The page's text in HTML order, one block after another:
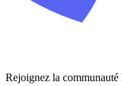
Rejoignez la